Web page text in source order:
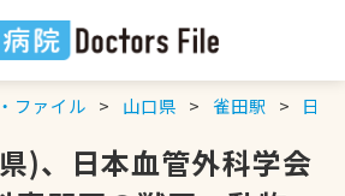
ファイル 山口県 雀田駅 日本
)、日本血管外科学会